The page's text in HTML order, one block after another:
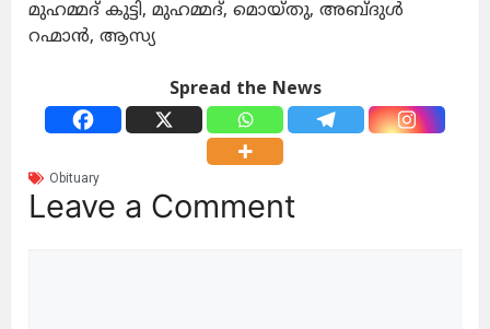
മുഹമ്മദ് കുട്ടി, മുഹമ്മദ്, മൊയ്തു, അബ്ദുൾ
റഹ്മാൻ, ആസ്യ
Spread the News
Obituary
Leave a Comment